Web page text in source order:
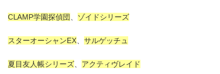
CLAMP学園探偵団 ゾイドシリーズ
スターオーシャンEX サルゲッチュ
夏目友人帳シリーズ アクティヴレイド